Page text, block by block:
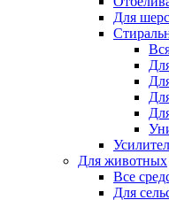
Для
Для животных
Все
Для